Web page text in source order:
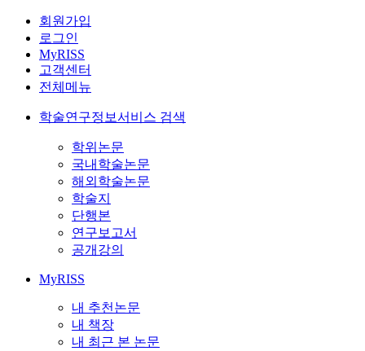
회원가입
로그인
MyRISS
고객센터
전체메뉴
학술연구정보서비스 검색
학위논문
국내학술논문
해외학술논문
학술지
단행본
연구보고서
공개강의
MyRISS
내 추천논문
내 책장
내 최근 본 논문